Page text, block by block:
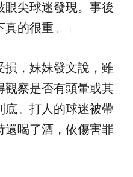
眼尖球迷發現。事後
的很重。」
損，妹妹發文說，雖
觀察是否有頭暈或其
底。打人的球迷被帶
還喝了酒，依傷害罪